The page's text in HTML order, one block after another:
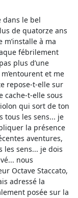
dans le bel
de quatorze ans
m’installe à ma
fébrilement
plus d’une
et me
repose-t-elle sur
cache-t-elle sous
qui sort de ton
tous les sens... je
la présence
aventures,
les sens... je dois
nous
Octave Staccato,
adressé la
posée sur la